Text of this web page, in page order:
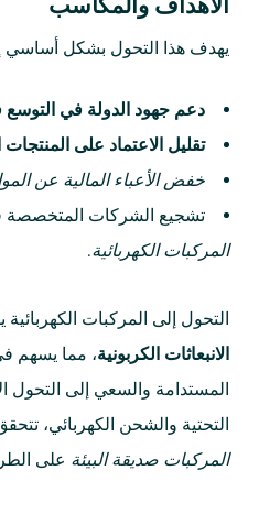
الأهداف والمكاسب
يهدف هذا التحول بشكل أساسي
دعم جهود الدولة في التوسع
تقليل الاعتماد على المنتجات
خفض الأعباء المالية عن
تشجيع الشركات
المركبات الكهربائية.
التحول إلى المركبات
الانبعاثات الكربونية، مما يسهم
المستدامة والسعي إلى التحول
التحتية والشحن الكهربائي،
المركبات صديقة البيئة على